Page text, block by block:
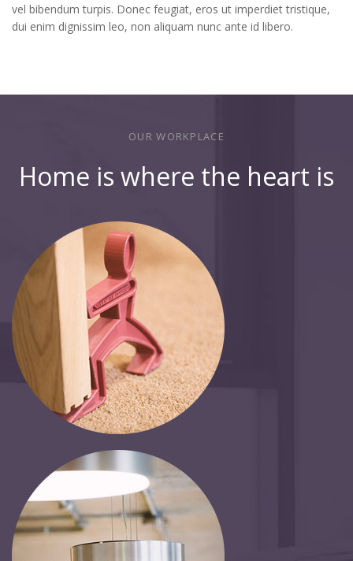
vel bibendum turpis. Donec feugiat, eros ut imperdiet tristique,
dui enim dignissim leo, non aliquam nunc ante id libero.
OUR WORKPLACE
Home is where the heart is